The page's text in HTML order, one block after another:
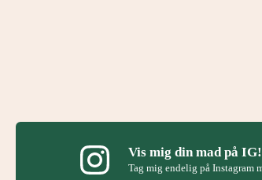
Vis mig din mad på IG!
Tag mig endelig på Instagram